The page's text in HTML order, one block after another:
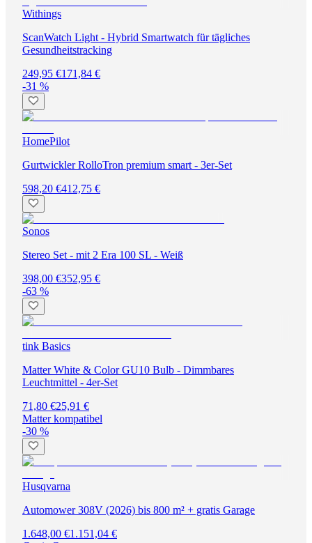
Withings
ScanWatch Light - Hybrid Smartwatch für tägliches
Gesundheitstracking
249,95 €171,84 €
-31 %
HomePilot
Gurtwickler RolloTron premium smart - 3er-Set
598,20 €412,75 €
Sonos
Stereo Set - mit 2 Era 100 SL - Weiß
398,00 €352,95 €
-63 %
tink Basics
Matter White & Color GU10 Bulb - Dimmbares
Leuchtmittel - 4er-Set
71,80 €25,91 €
Matter kompatibel
-30 %
Husqvarna
Automower 308V (2026) bis 800 m² + gratis Garage
1.648,00 €1.151,04 €